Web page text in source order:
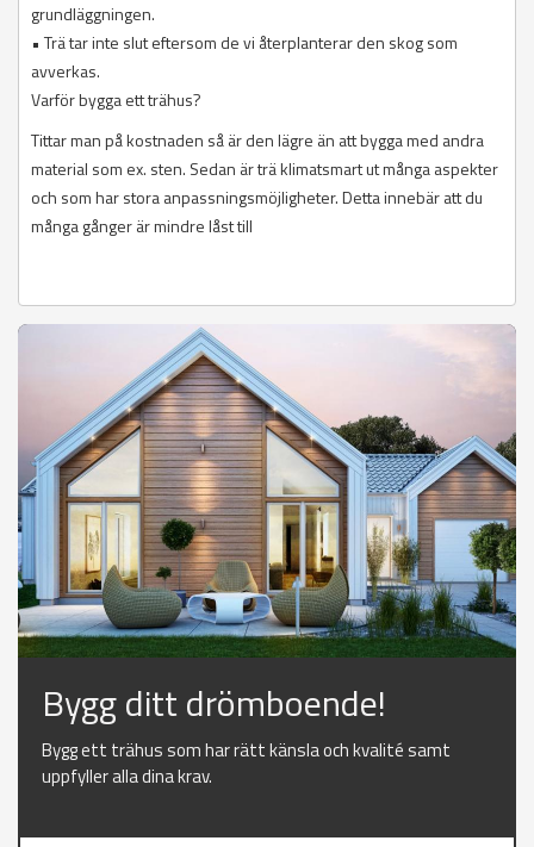
grundläggningen.
• Trä tar inte slut eftersom de vi återplanterar den skog som
avverkas.
Varför bygga ett trähus?
Tittar man på kostnaden så är den lägre än att bygga med andra
material som ex. sten. Sedan är trä klimatsmart ut många aspekter
och som har stora anpassningsmöjligheter. Detta innebär att du
många gånger är mindre låst till
Bygg ditt drömboende!
Bygg ett trähus som har rätt känsla och kvalité samt
uppfyller alla dina krav.